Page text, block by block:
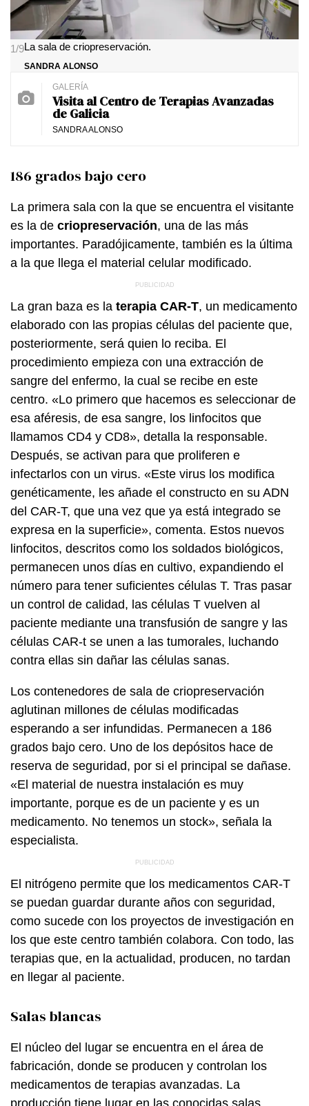
1/9La sala de criopreservación.
SANDRA ALONSO
Visita al Centro de Terapias Avanzadas
de Galicia
SANDRA ALONSO
186 grados bajo cero
La primera sala con la que se encuentra el visitante
es la de criopreservación, una de las más
importantes. Paradójicamente, también es la última
a la que llega el material celular modificado.
La gran baza es la terapia CAR-T, un medicamento
elaborado con las propias células del paciente que,
posteriormente, será quien lo reciba. El
procedimiento empieza con una extracción de
sangre del enfermo, la cual se recibe en este
centro. «Lo primero que hacemos es seleccionar de
esa aféresis, de esa sangre, los linfocitos que
llamamos CD4 y CD8», detalla la responsable.
Después, se activan para que proliferen e
infectarlos con un virus. «Este virus los modifica
genéticamente, les añade el constructo en su ADN
del CAR-T, que una vez que ya está integrado se
expresa en la superficie», comenta. Estos nuevos
linfocitos, descritos como los soldados biológicos,
permanecen unos días en cultivo, expandiendo el
número para tener suficientes células T. Tras pasar
un control de calidad, las células T vuelven al
paciente mediante una transfusión de sangre y las
células CAR-t se unen a las tumorales, luchando
contra ellas sin dañar las células sanas.
Los contenedores de sala de criopreservación
aglutinan millones de células modificadas
esperando a ser infundidas. Permanecen a 186
grados bajo cero. Uno de los depósitos hace de
reserva de seguridad, por si el principal se dañase.
«El material de nuestra instalación es muy
importante, porque es de un paciente y es un
medicamento. No tenemos un stock», señala la
especialista.
El nitrógeno permite que los medicamentos CAR-T
se puedan guardar durante años con seguridad,
como sucede con los proyectos de investigación en
los que este centro también colabora. Con todo, las
terapias que, en la actualidad, producen, no tardan
en llegar al paciente.
Salas blancas
El núcleo del lugar se encuentra en el área de
fabricación, donde se producen y controlan los
medicamentos de terapias avanzadas. La